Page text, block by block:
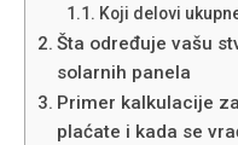
Koji delovi
Šta određuje vašu
solarnih panela
Primer kalkulacije
plaćate i kada se